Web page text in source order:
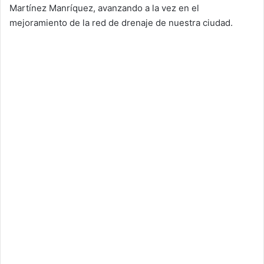
Martínez Manríquez, avanzando a la vez en el
mejoramiento de la red de drenaje de nuestra ciudad.